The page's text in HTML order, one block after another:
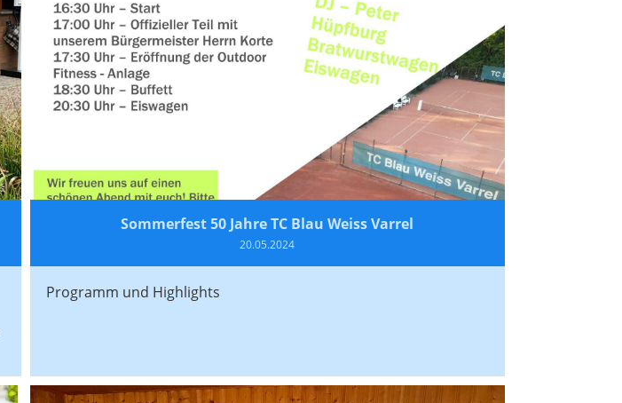
Sommerfest 50 Jahre TC Blau Weiss Varrel
20.05.2024
Programm und Highlights